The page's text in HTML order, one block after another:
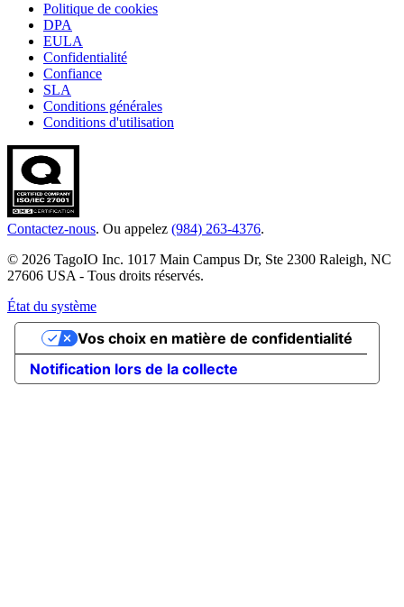
Politique de cookies
DPA
EULA
Confidentialité
Confiance
SLA
Conditions générales
Conditions d'utilisation
Contactez-nous. Ou appelez (984) 263-4376.
© 2026 TagoIO Inc. 1017 Main Campus Dr, Ste 2300 Raleigh, NC
27606 USA - Tous droits réservés.
État du système
Notification lors de la collecte
Vos choix en matière de confidentialité